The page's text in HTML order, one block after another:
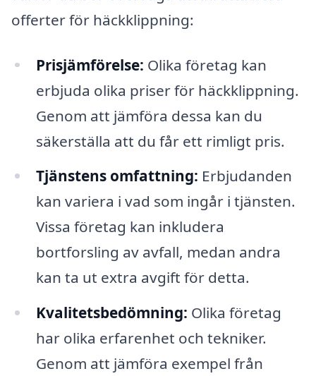
offerter för häckklippning:
Prisjämförelse: Olika företag kan
erbjuda olika priser för häckklippning.
Genom att jämföra dessa kan du
säkerställa att du får ett rimligt pris.
Tjänstens omfattning: Erbjudanden
kan variera i vad som ingår i tjänsten.
Vissa företag kan inkludera
bortforsling av avfall, medan andra
kan ta ut extra avgift för detta.
Kvalitetsbedömning: Olika företag
har olika erfarenhet och tekniker.
Genom att jämföra exempel från